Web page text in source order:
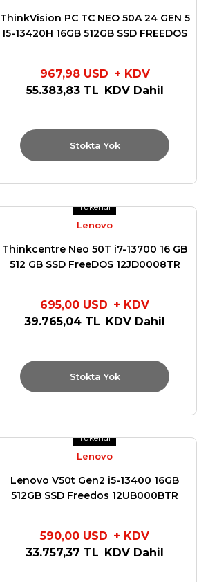
ThinkVision PC TC NEO 50A 24 GEN 5
I5-13420H 16GB 512GB SSD FREEDOS
967,98 USD + KDV
55.383,83 TL KDV Dahil
Stokta Yok
Tükendi
Lenovo
Thinkcentre Neo 50T i7-13700 16 GB
512 GB SSD FreeDOS 12JD0008TR
695,00 USD + KDV
39.765,04 TL KDV Dahil
Stokta Yok
Tükendi
Lenovo
Lenovo V50t Gen2 i5-13400 16GB
512GB SSD Freedos 12UB000BTR
590,00 USD + KDV
33.757,37 TL KDV Dahil